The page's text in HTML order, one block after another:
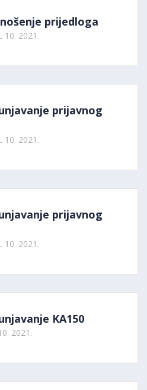
prijedloga
10. 2021.
prijavnog
10. 2021.
prijavnog
10. 2021.
KA150
2021.